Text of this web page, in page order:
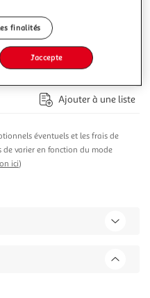
Ajouter au panier
Ajouter à une liste
éventuels et les frais de
varier en fonction du mode
ici)
finalités
J'accepte